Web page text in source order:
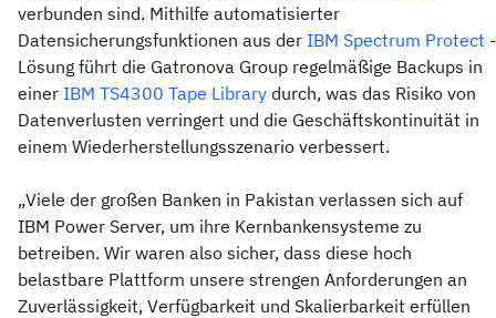
verbunden sind. Mithilfe automatisierter
Datensicherungsfunktionen aus der IBM Spectrum Protect -
Lösung führt die Gatronova Group regelmäßige Backups in
einer IBM TS4300 Tape Library durch, was das Risiko von
Datenverlusten verringert und die Geschäftskontinuität in
einem Wiederherstellungsszenario verbessert.
„Viele der großen Banken in Pakistan verlassen sich auf
IBM Power Server, um ihre Kernbankensysteme zu
betreiben. Wir waren also sicher, dass diese hoch
belastbare Plattform unsere strengen Anforderungen an
Zuverlässigkeit, Verfügbarkeit und Skalierbarkeit erfüllen